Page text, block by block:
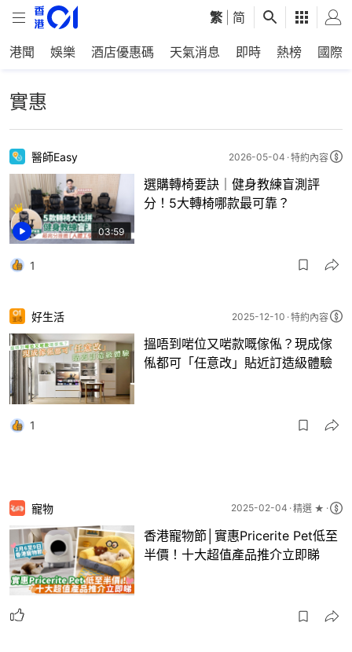
繁 简
港聞 娛樂 酒店優惠碼 天氣消息 即時 熱榜 國際
實惠
03:59
醫師Easy 2026-05-04 特約內容
選購轉椅要訣｜健身教練盲測評
分！5大轉椅哪款最可靠？
1
好生活 2025-12-10 特約內容
搵唔到啱位又啱款嘅傢俬？現成傢
俬都可「任意改」貼近訂造級體驗
1
寵物 2025-02-04 精選 ★
香港寵物節│實惠Pricerite Pet低至
半價！十大超值產品推介立即睇